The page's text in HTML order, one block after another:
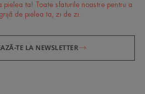
pielea ta! Toate sfaturile noastre pentru a
de pielea ta, zi de zi.
TE LA NEWSLETTER